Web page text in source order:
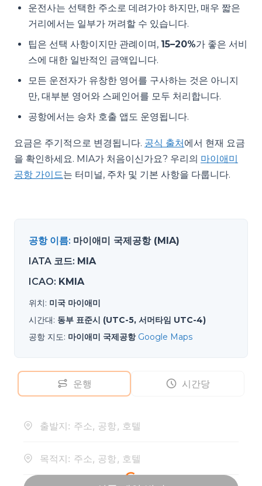
운전사는 선택한 주소로 데려가야 하지만, 매우 짧은
거리에서는 일부가 꺼려할 수 있습니다.
팁은 선택 사항이지만 관례이며, 15–20%가 좋은 서비
스에 대한 일반적인 금액입니다.
모든 운전자가 유창한 영어를 구사하는 것은 아니지
만, 대부분 영어와 스페인어를 모두 처리합니다.
공항에서는 승차 호출 앱도 운영됩니다.
요금은 주기적으로 변경됩니다. 공식 출처에서 현재 요금
을 확인하세요. MIA가 처음이신가요? 우리의 마이애미
공항 가이드는 터미널, 주차 및 기본 사항을 다룹니다.
공항 이름: 마이애미 국제공항 (MIA)
IATA 코드: MIA
ICAO: KMIA
위치: 미국 마이애미
시간대: 동부 표준시 (UTC-5, 서머타임 UTC-4)
공항 지도: 마이애미 국제공항 Google Maps